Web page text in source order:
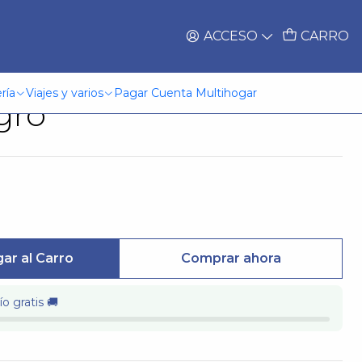
ACCESO CARRO
Viajes y varios Pagar Cuenta Multihogar
100 Años Adidas
al Carro Comprar ahora
gratis 🚚